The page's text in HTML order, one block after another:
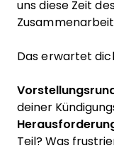
uns diese Zeit
Das erwartet
deiner
Teil? Was